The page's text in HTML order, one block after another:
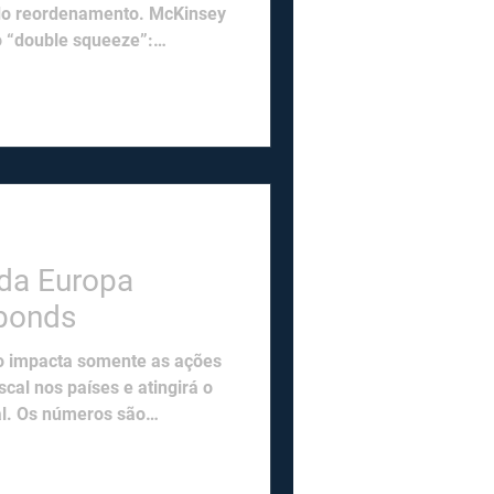
reordenamento. McKinsey
squeeze”:
e a Alemanha importou
Europa
impacta somente as ações
nos países e atingirá o
Os números são